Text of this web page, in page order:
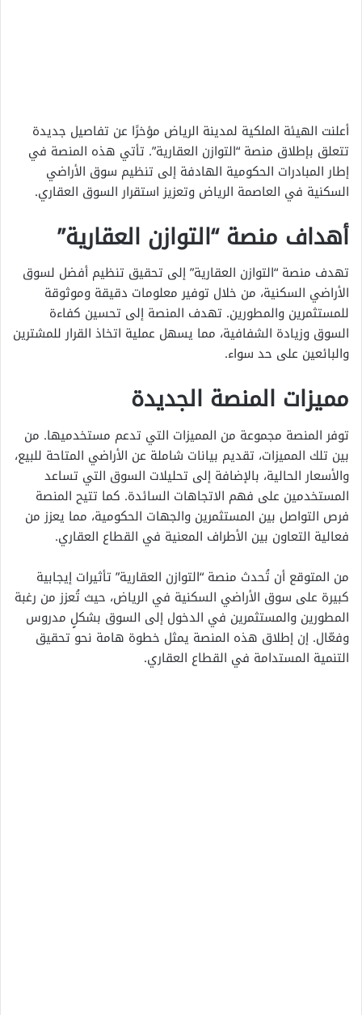
أعلنت الهيئة الملكية لمدينة الرياض مؤخرًا عن تفاصيل جديدة
تتعلق بإطلاق منصة “التوازن العقارية”. تأتي هذه المنصة في
إطار المبادرات الحكومية الهادفة إلى تنظيم سوق الأراضي
السكنية في العاصمة الرياض وتعزيز استقرار السوق العقاري.
أهداف منصة “التوازن العقارية”
تهدف منصة “التوازن العقارية” إلى تحقيق تنظيم أفضل لسوق
الأراضي السكنية، من خلال توفير معلومات دقيقة وموثوقة
للمستثمرين والمطورين. تهدف المنصة إلى تحسين كفاءة
السوق وزيادة الشفافية، مما يسهل عملية اتخاذ القرار للمشترين
والبائعين على حد سواء.
مميزات المنصة الجديدة
توفر المنصة مجموعة من المميزات التي تدعم مستخدميها. من
بين تلك المميزات، تقديم بيانات شاملة عن الأراضي المتاحة للبيع،
والأسعار الحالية، بالإضافة إلى تحليلات السوق التي تساعد
المستخدمين على فهم الاتجاهات السائدة. كما تتيح المنصة
فرص التواصل بين المستثمرين والجهات الحكومية، مما يعزز من
فعالية التعاون بين الأطراف المعنية في القطاع العقاري.
من المتوقع أن تُحدث منصة “التوازن العقارية” تأثيرات إيجابية
كبيرة على سوق الأراضي السكنية في الرياض، حيث تُعزز من رغبة
المطورين والمستثمرين في الدخول إلى السوق بشكلٍ مدروس
وفعّال. إن إطلاق هذه المنصة يمثل خطوة هامة نحو تحقيق
التنمية المستدامة في القطاع العقاري.